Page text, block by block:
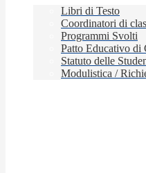
Libri di Testo
Coordinatori di
Programmi Svolti
Patto Educativo di
Statuto delle
Modulistica /